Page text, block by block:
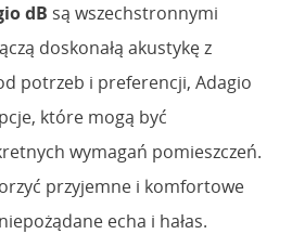
dB są wszechstronnymi
doskonałą akustykę z
potrzeb i preferencji, Adagio
które mogą być
wymagań pomieszczeń.
przyjemne i komfortowe
echa i hałas.